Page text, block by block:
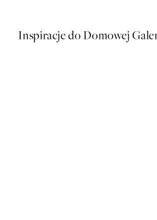
Inspiracje do Domowej